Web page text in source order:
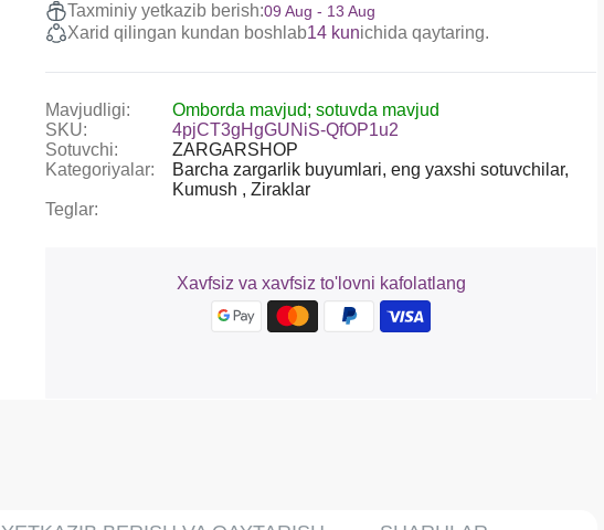
Taxminiy yetkazib berish:09 Aug - 13 Aug
Xarid qilingan kundan boshlab14 kunichida qaytaring.
Mavjudligi:
Omborda mavjud; sotuvda mavjud
SKU:
4pjCT3gHgGUNiS-QfOP1u2
Sotuvchi:
ZARGARSHOP
Kategoriyalar:
Barcha zargarlik buyumlari, eng yaxshi sotuvchilar,
Kumush , Ziraklar
Teglar:
Xavfsiz va xavfsiz to'lovni kafolatlang